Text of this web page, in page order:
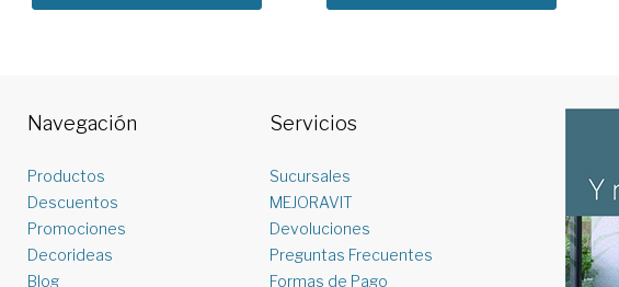
Navegación
Productos
Descuentos
Promociones
Decorideas
Blog
Servicios
Sucursales
MEJORAVIT
Devoluciones
Preguntas Frecuentes
Formas de Pago